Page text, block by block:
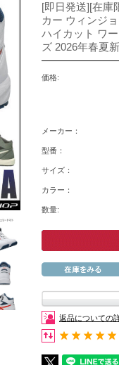
[即日発送][在庫
カー ウィンジ
ハイカット ワ
ズ 2026年春夏
価格:
メーカー：
型番：
サイズ：
カラー：
数量:
返品についての